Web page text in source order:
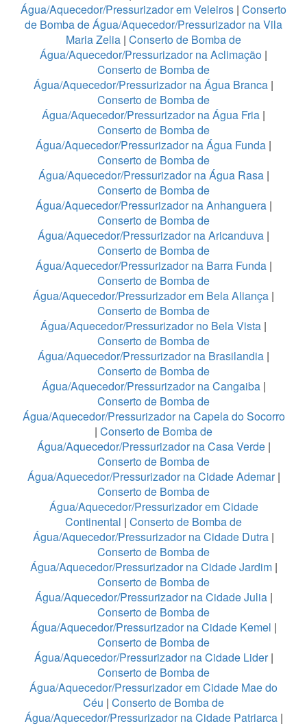
Água/Aquecedor/Pressurizador em Veleiros | Conserto
de Bomba de Água/Aquecedor/Pressurizador na Vila
Maria Zelia | Conserto de Bomba de
Água/Aquecedor/Pressurizador na Aclimação |
Conserto de Bomba de
Água/Aquecedor/Pressurizador na Água Branca |
Conserto de Bomba de
Água/Aquecedor/Pressurizador na Água Fria |
Conserto de Bomba de
Água/Aquecedor/Pressurizador na Água Funda |
Conserto de Bomba de
Água/Aquecedor/Pressurizador na Água Rasa |
Conserto de Bomba de
Água/Aquecedor/Pressurizador na Anhanguera|
Conserto de Bomba de
Água/Aquecedor/Pressurizador na Aricanduva |
Conserto de Bomba de
Água/Aquecedor/Pressurizador na Barra Funda |
Conserto de Bomba de
Água/Aquecedor/Pressurizador em Bela Aliança |
Conserto de Bomba de
Água/Aquecedor/Pressurizador no Bela Vista |
Conserto de Bomba de
Água/Aquecedor/Pressurizador na Brasilandia |
Conserto de Bomba de
Água/Aquecedor/Pressurizador na Cangaiba|
Conserto de Bomba de
Água/Aquecedor/Pressurizador na Capela do Socorro
| Conserto de Bomba de
Água/Aquecedor/Pressurizador na Casa Verde|
Conserto de Bomba de
Água/Aquecedor/Pressurizador na Cidade Ademar|
Conserto de Bomba de
Água/Aquecedor/Pressurizador em Cidade
Continental | Conserto de Bomba de
Água/Aquecedor/Pressurizador na Cidade Dutra |
Conserto de Bomba de
Água/Aquecedor/Pressurizador na Cidade Jardim|
Conserto de Bomba de
Água/Aquecedor/Pressurizador na Cidade Julia |
Conserto de Bomba de
Água/Aquecedor/Pressurizador na Cidade Kemel |
Conserto de Bomba de
Água/Aquecedor/Pressurizador na Cidade Lider|
Conserto de Bomba de
Água/Aquecedor/Pressurizador em Cidade Mae do
Céu | Conserto de Bomba de
Água/Aquecedor/Pressurizador na Cidade Patriarca|